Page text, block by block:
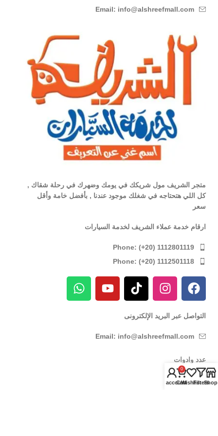
Email: info@alshreefmall.com
متجر الشريف مول شريكك في يومك وضهرك في رحلة شقاك ,
كل اللي هتحتاجه في شغلك موجود عندنا , بأفضل خامة وأقل
سعر
ارقام خدمة عملاء الشريف لخدمة السيارات
Phone: (+20) 1112801119
Phone: (+20) 1112501118
التواصل عبر البريد الإلكترونى
Email: info@alshreefmall.com
عدد وادوات
عدد كهربائية
Shop
Filters
Wishlist
0
Cart
My account